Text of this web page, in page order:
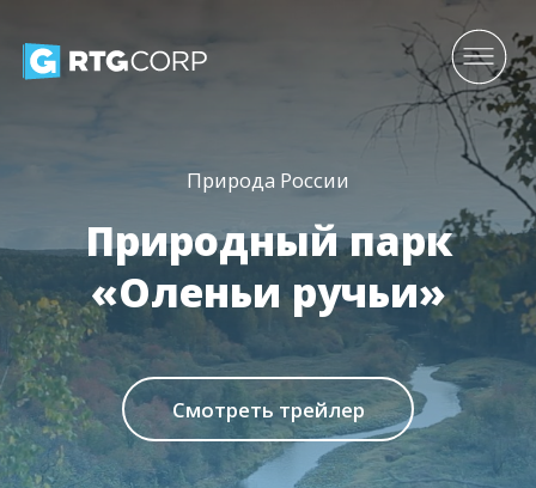
Природа России
Природный парк
«Оленьи ручьи»
Смотреть трейлер